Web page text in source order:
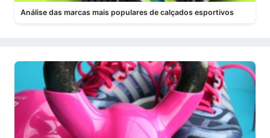
Análise das marcas mais populares de calçados esportivos